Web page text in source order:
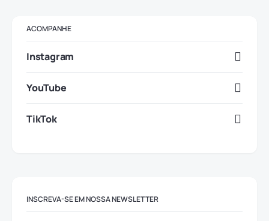
ACOMPANHE
Instagram
YouTube
TikTok
INSCREVA-SE EM NOSSA NEWSLETTER